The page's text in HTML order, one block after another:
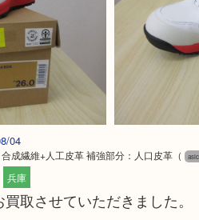
04
成繊維+人工皮革 補強部分：人口皮革（
兵庫
取させていただきました。